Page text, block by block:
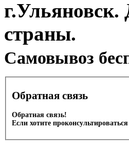
страны.
Cамовывоз
Обратная связь
Обратная связь!
Если хотите